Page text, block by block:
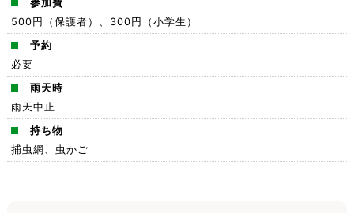
参加費
500円（保護者）、300円（小学生）
予約
必要
雨天時
雨天中止
持ち物
捕虫網、虫かご